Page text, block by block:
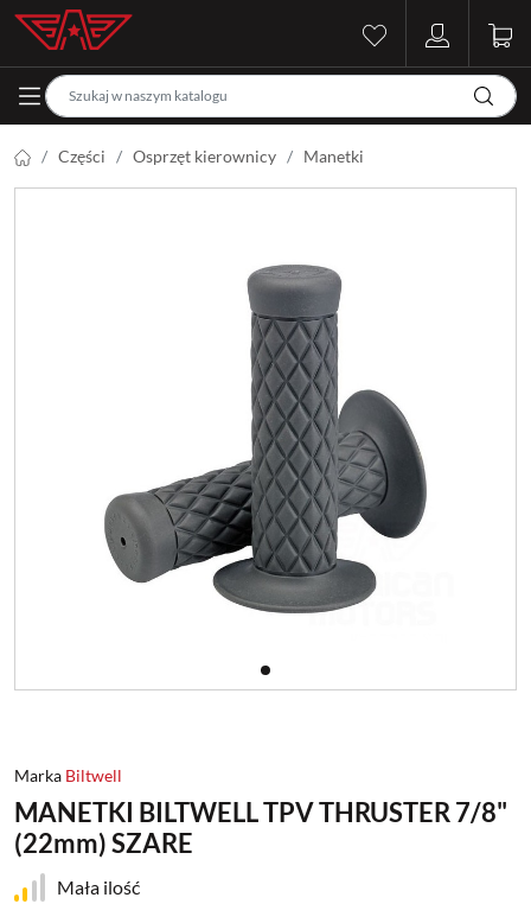
Części Osprzęt kierownicy Manetki
Marka Biltwell
MANETKI BILTWELL TPV THRUSTER 7/8"
(22mm) SZARE
Mała ilość